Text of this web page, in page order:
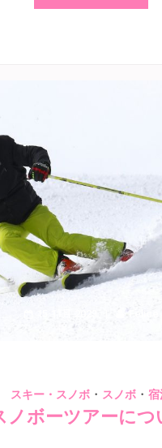
Felice
スキー・スノボ ・ スノボ ・ 宿
ノボーツアーにつ